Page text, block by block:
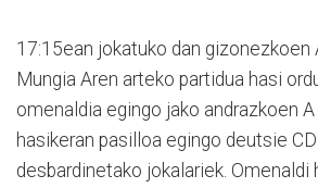
17:15ean jokatuko dan gizonezkoen
Mungia Aren arteko partidua hasi
omenaldia egingo jako andrazkoen
hasikeran pasilloa egingo deutsie
desbardinetako jokalariek. Omenaldi